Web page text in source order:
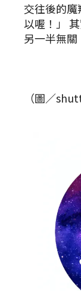
交往後的
以喔！」
另一半無關
（圖／